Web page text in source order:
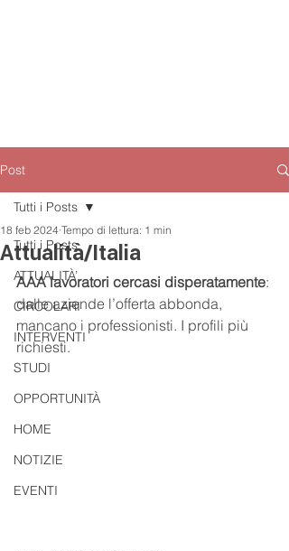
Post
Tutti i Posts
ATTUALITÀ’
CIRCOLARI
INTERVENTI
STUDI
OPPORTUNITÀ
HOME
NOTIZIE
EVENTI
Tutti i Posts
Attualità/Italia
18 feb 2024 Tempo di lettura: 1 min
AAA lavoratori cercasi disperatamente:
dalle aziende l’offerta abbonda,
mancano i professionisti. I profili più
richiesti.